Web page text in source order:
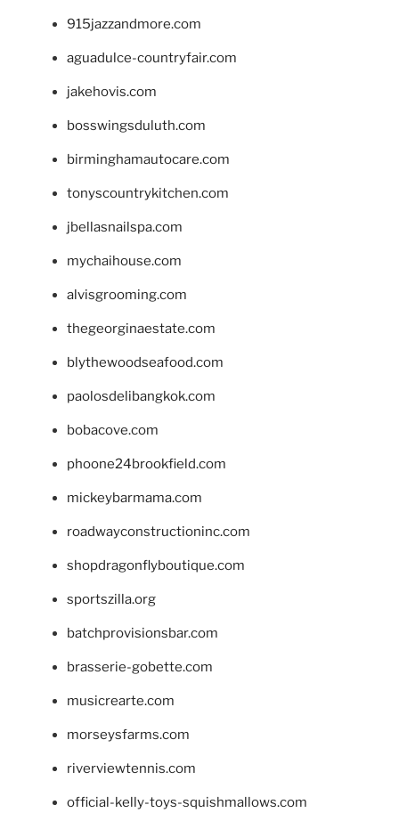
915jazzandmore.com
aguadulce-countryfair.com
jakehovis.com
bosswingsduluth.com
birminghamautocare.com
tonyscountrykitchen.com
jbellasnailspa.com
mychaihouse.com
alvisgrooming.com
thegeorginaestate.com
blythewoodseafood.com
paolosdelibangkok.com
bobacove.com
phoone24brookfield.com
mickeybarmama.com
roadwayconstructioninc.com
shopdragonflyboutique.com
sportszilla.org
batchprovisionsbar.com
brasserie-gobette.com
musicrearte.com
morseysfarms.com
riverviewtennis.com
official-kelly-toys-squishmallows.com